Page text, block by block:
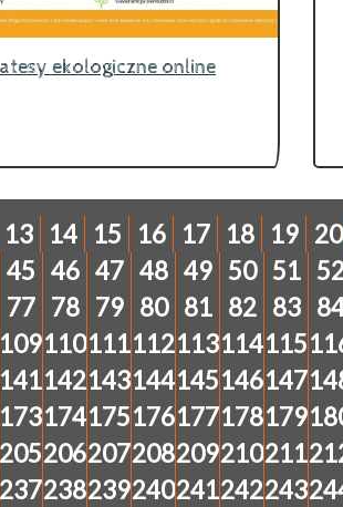
ekologiczne online
13 14 15 16 17 18 19 20
45 46 47 48 49 50 51
77 78 79 80 81 82 83
109110111112113114115
141142143144145146147
173174175176177178179
205206207208209210211
237238239240241242243